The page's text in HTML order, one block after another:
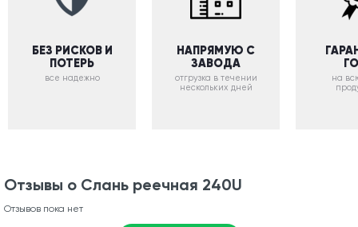
БЕЗ РИСКОВ И
ПОТЕРЬ
все надежно
НАПРЯМУЮ С
ЗАВОДА
отгрузка в течении
нескольких дней
на
Отзывы о Слань реечная 240U
Отзывов пока нет